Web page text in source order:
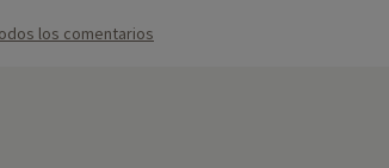
los comentarios